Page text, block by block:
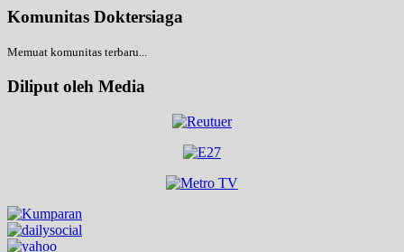
Komunitas Doktersiaga
Memuat komunitas terbaru...
Diliput oleh Media